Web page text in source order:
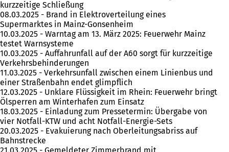
kurzzeitige Schließung
08.03.2025 - Brand in Elektroverteilung eines
Supermarktes in Mainz-Gonsenheim
10.03.2025 - Warntag am 13. März 2025: Feuerwehr Mainz
testet Warnsysteme
10.03.2025 - Auffahrunfall auf der A60 sorgt für kurzzeitige
Verkehrsbehinderungen
11.03.2025 - Verkehrsunfall zwischen einem Linienbus und
einer Straßenbahn endet glimpflich
12.03.2025 - Unklare Flüssigkeit im Rhein: Feuerwehr bringt
Ölsperren am Winterhafen zum Einsatz
18.03.2025 - Einladung zum Pressetermin: Übergabe von
vier Notfall-KTW und acht Notfall-Energie-Sets
20.03.2025 - Evakuierung nach Oberleitungsabriss auf
Bahnstrecke